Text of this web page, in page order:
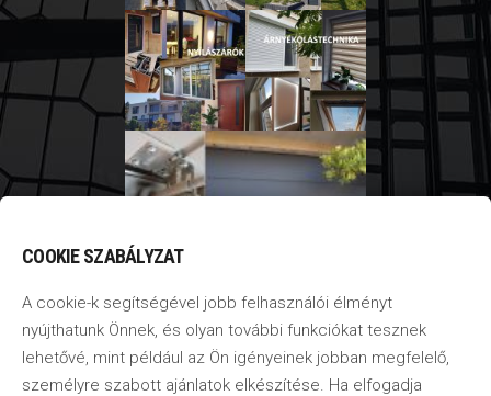
COOKIE SZABÁLYZAT
A cookie-k segítségével jobb felhasználói élményt
nyújthatunk Önnek, és olyan további funkciókat tesznek
lehetővé, mint például az Ön igényeinek jobban megfelelő,
személyre szabott ajánlatok elkészítése. Ha elfogadja